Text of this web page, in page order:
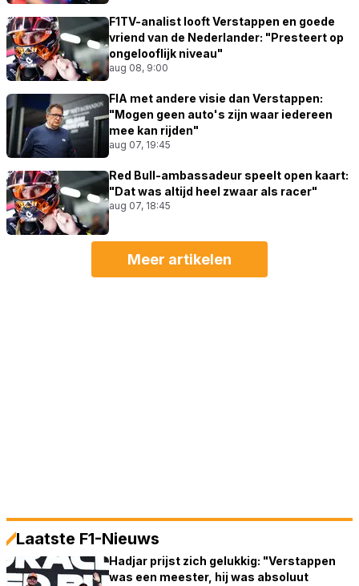
F1TV-analist looft Verstappen en goede
vriend van de Nederlander: "Presteert op
ongelooflijk niveau"
aug 08, 9:00
FIA met andere visie dan Verstappen:
"Mogen geen auto's zijn waar iedereen
mee kan rijden"
aug 07, 19:45
Red Bull-ambassadeur speelt open kaart:
"Dat was altijd heel zwaar als racer"
aug 07, 18:45
Meer artikelen
Laatste F1-Nieuws
Hadjar prijst zich gelukkig: "Verstappen
was een meester, hij was absoluut